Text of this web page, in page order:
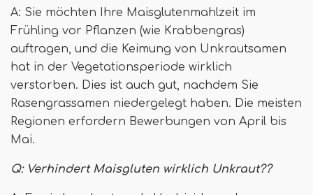
A: Sie möchten Ihre Maisglutenmahlzeit im
Frühling vor Pflanzen (wie Krabbengras)
auftragen, und die Keimung von Unkrautsamen
hat in der Vegetationsperiode wirklich
verstorben. Dies ist auch gut, nachdem Sie
Rasengrassamen niedergelegt haben. Die meisten
Regionen erfordern Bewerbungen von April bis
Mai.
Q: Verhindert Maisgluten wirklich Unkraut??